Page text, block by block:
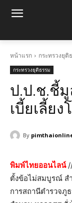
หน้าแรก กระทรวงยุติ
กระทรวงยุติธรรม
ป.ป.ช.ชี้
เบี้ยเลี้ยง
By
พิมพ์ไทยออนไลน์//
ตั้งข้อไม่สมบูรณ์ ส
การสถานีตำรวจภู